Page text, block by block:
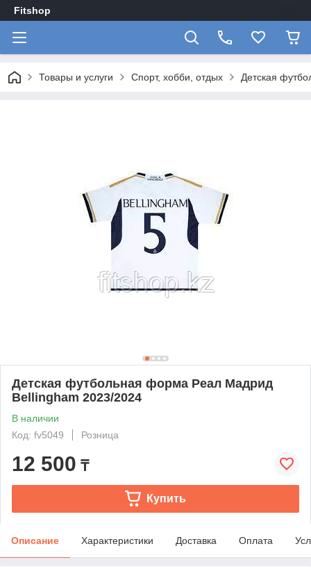
Fitshop
Товары и услуги Спорт, хобби, отдых Детская
Детская футбольная форма Реал Мадрид
Bellingham 2023/2024
В наличии
Код: fv5049
Розница
12 500 ₸
Купить
Описание Характеристики Доставка Оплата